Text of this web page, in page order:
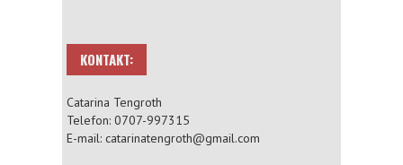
KONTAKT:
Catarina Tengroth
Telefon: 0707-997315
E-mail: catarinatengroth@gmail.com